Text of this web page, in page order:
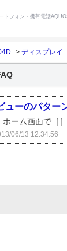
トフォン・携帯電話
> ディスプレイ
ューのパタ
ホーム画面で
06/13 12:34:56